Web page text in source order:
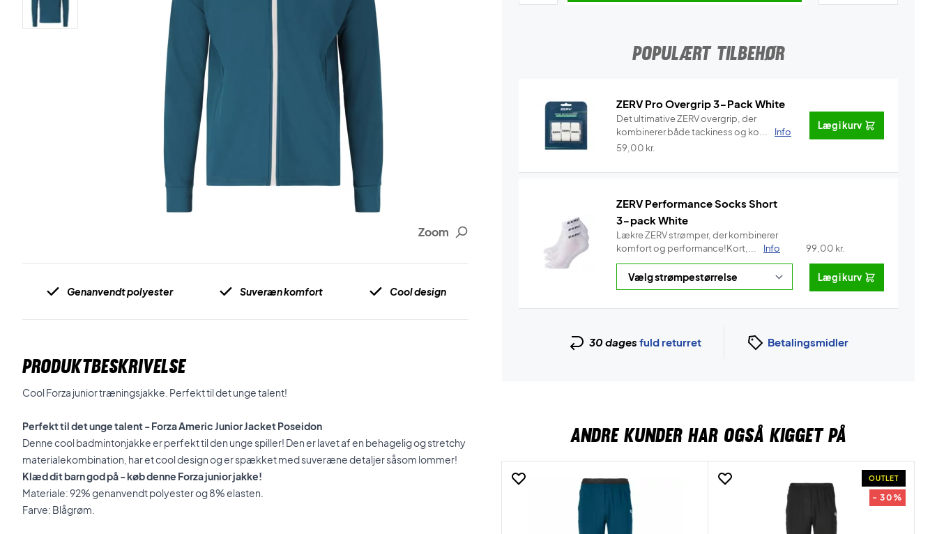
Zoom
Genanvendt polyester Suveræn komfort Cool design
PRODUKTBESKRIVELSE
CoolForza juniortræningsjakke. Perfekt til det unge talent!
Perfekt til det unge talent - Forza Americ Junior Jacket Poseidon
Denne cool badmintonjakke er perfekt til den unge spiller! Den er lavet af en behagelig og stretchy
materialekombination, har et cool design og er spækket med suveræne detaljer såsom lommer!
Klæd dit barn god på - køb denne Forza junior jakke!
Materiale: 92% genanvendt polyester og 8% elasten.
Farve: Blågrøm.
POPULÆRT TILBEHØR
ZERV Pro Overgrip 3-Pack White
Det ultimative ZERV overgrip, der
kombinerer både tackiness og ko...
Info
59,00 kr.
Læg i kurv
ZERV Performance Socks Short
3-pack White
Lækre ZERV strømper, der kombinerer
komfort og performance!Kort,...
Info 99,00 kr.
Læg i kurv
30 dages fuld returret Betalingsmidler
ANDRE KUNDER HAR OGSÅ KIGGET PÅ
OUTLET
- 30%